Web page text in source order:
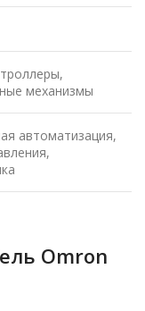
механизмы
автоматизация,
Omron